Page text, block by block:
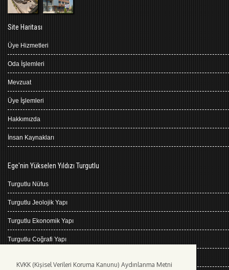
KVKK (Kişisel Verileri Koruma Kanunu) Aydınlanma Metni
Site Haritası
Üye Hizmetleri
Oda İşlemleri
Mevzuat
Üye İşlemleri
Hakkımızda
İnsan Kaynakları
Ege'nin Yükselen Yıldızı Turgutlu
Turgutlu Nüfus
Turgutlu Jeolojik Yapı
Turgutlu Ekonomik Yapı
Turgutlu Coğrafi Yapı